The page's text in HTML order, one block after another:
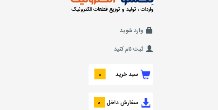
واردات ، تولید و توزیع قطعات الکترونیک
وارد شوید
ثبت نام کنید
سبد خرید 0
سفارش داخل 0